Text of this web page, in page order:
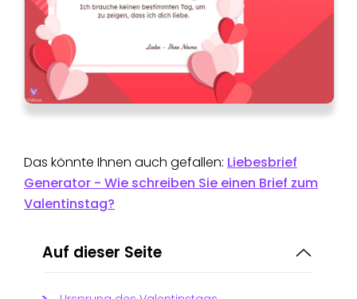
Das könnte Ihnen auch gefallen: Liebesbrief
Generator - Wie schreiben Sie einen Brief zum
Valentinstag?
Auf dieser Seite